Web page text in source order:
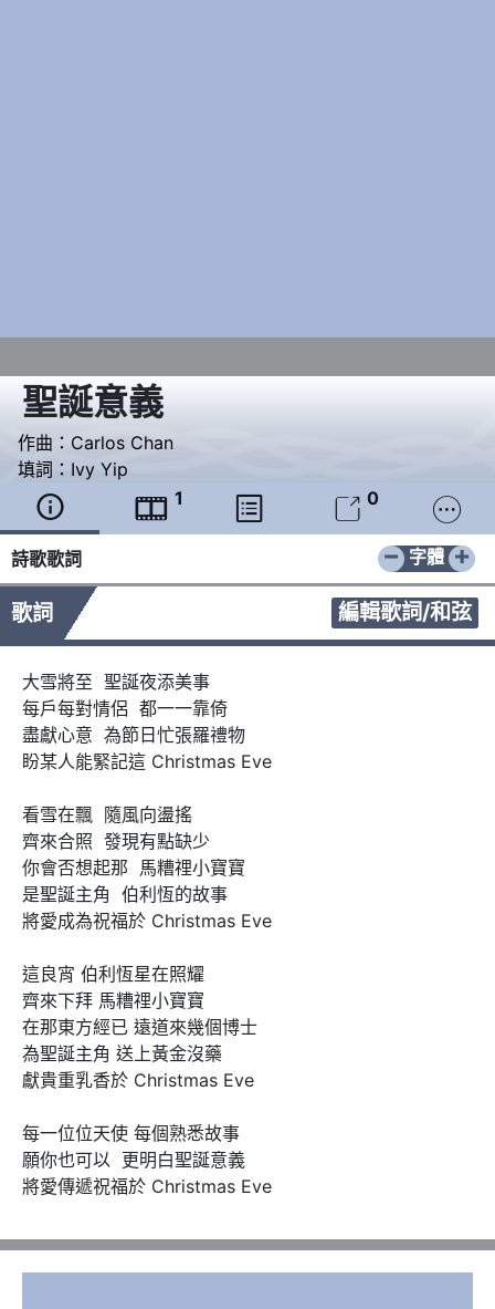
聖誕意義
作曲： Carlos Chan
填詞： Ivy Yip
  1   0 
詩歌歌詞 − +
字體
歌詞 編輯歌詞/和弦
大雪將至  聖誕夜添美事
每戶每對情侶  都一一靠倚
盡獻心意  為節日忙張羅禮物
盼某人能緊記這 Christmas Eve
看雪在飄  隨風向盪搖
齊來合照  發現有點缺少
你會否想起那  馬糟𥚃小寶寶
是聖誕主角  伯利恆的故事
將愛成為祝福於 Christmas Eve
這良宵 伯利恆星在照耀
齊來下拜 馬糟𥚃小寶寶
在那東方經已 遠道來幾個博士
為聖誕主角 送上黃金沒藥
獻貴重乳香於 Christmas Eve
每一位位天使 每個熟悉故事
願你也可以  更明白聖誕意義
將愛傳遞祝福於 Christmas Eve